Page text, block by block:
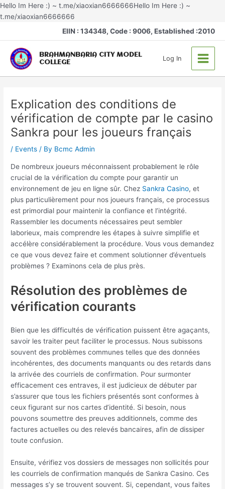
Hello Im Here :) ~ t.me/xiaoxian6666666Hello Im Here :) ~
t.me/xiaoxian6666666
Skip
content
EIIN : 134348, Code : 9006, Established :2010
BRAHMANBARIA CITY MODEL
COLLEGE
Log In
Main
Menu
Explication des conditions de
vérification de compte par le casino
Sankra pour les joueurs français
/ Events / By Bcmc Admin
De nombreux joueurs méconnaissent probablement le rôle
crucial de la vérification du compte pour garantir un
environnement de jeu en ligne sûr. Chez Sankra Casino, et
plus particulièrement pour nos joueurs français, ce processus
est primordial pour maintenir la confiance et l’intégrité.
Rassembler les documents nécessaires peut sembler
laborieux, mais comprendre les étapes à suivre simplifie et
accélère considérablement la procédure. Vous vous demandez
ce que vous devez faire et comment solutionner d’éventuels
problèmes ? Examinons cela de plus près.
Résolution des problèmes de
vérification courants
Bien que les difficultés de vérification puissent être agaçants,
savoir les traiter peut faciliter le processus. Nous subissons
souvent des problèmes communes telles que des données
incohérentes, des documents manquants ou des retards dans
la arrivée des courriels de confirmation. Pour surmonter
efficacement ces entraves, il est judicieux de débuter par
s’assurer que tous les fichiers présentés sont conformes à
ceux figurant sur nos cartes d’identité. Si besoin, nous
pouvons soumettre des preuves additionnels, comme des
factures actuelles ou des relevés bancaires, afin de dissiper
toute confusion.
Ensuite, vérifiez vos dossiers de messages non sollicités pour
les courriels de confirmation manqués de Sankra Casino. Ces
messages s’y se trouvent souvent. Si, cependant, vous faites